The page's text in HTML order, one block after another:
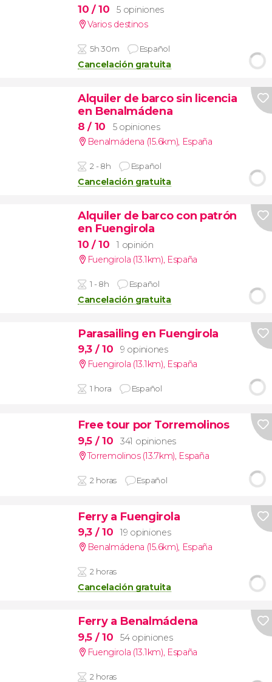
10 / 10
5 opiniones
Varios destinos
5h 30m Español
Cancelación gratuita
Alquiler de barco sin licencia
en Benalmádena
8/ 10
5 opiniones
Benalmádena (15.6km), España
2 - 8h Español
Cancelación gratuita
Alquiler de barco con patrón
en Fuengirola
10 / 10
1 opinión
Fuengirola (13.1km), España
1 - 8h Español
Cancelación gratuita
Parasailing en Fuengirola
9,3 / 10
9 opiniones
Fuengirola (13.1km), España
1 hora Español
Free tour por Torremolinos
9,5 / 10
341 opiniones
Torremolinos (13.7km), España
2 horas Español
Ferry a Fuengirola
9,3 / 10
19 opiniones
Benalmádena (15.6km), España
2 horas
Cancelación gratuita
Ferry a Benalmádena
9,5 / 10
54 opiniones
Fuengirola (13.1km), España
2 horas